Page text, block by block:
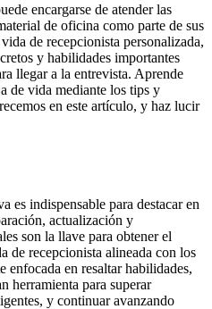
encargarse de atender las
de oficina como parte de sus
de recepcionista personalizada,
y habilidades importantes
llegar a la entrevista. Aprende
de vida mediante los tips y
en este artículo, y haz lucir
es indispensable para destacar en
actualización y
son la llave para obtener el
de recepcionista alineada con los
enfocada en resaltar habilidades,
herramienta para superar
y continuar avanzando